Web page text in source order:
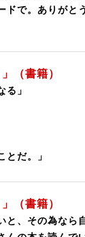
ドで。ありがと
（書籍）
る」
とだ。」
（書籍）
と、その為なら